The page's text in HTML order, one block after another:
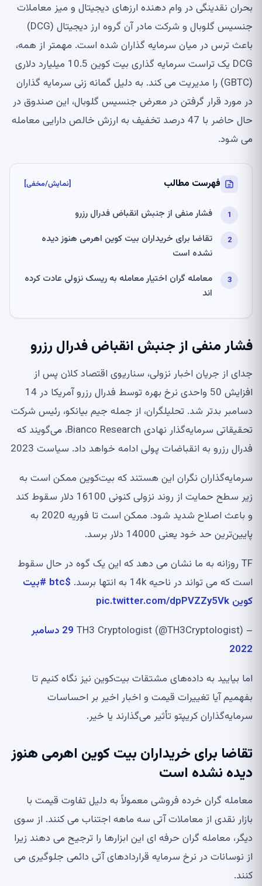
بحران نقدینگی در وام دهنده ارزهای دیجیتال و میز معاملات
جنسیس گلوبال و شرکت مادر آن گروه ارز دیجیتال (DCG)
باعث ترس در میان سرمایه گذاران شده است. مهمتر از همه،
DCG یک تراست سرمایه گذاری بیت کوین 10.5 میلیارد دلاری
(GBTC) را مدیریت می کند. به دلیل گمانه زنی سرمایه گذاران
در مورد قرار گرفتن در معرض جنسیس گلوبال، این صندوق در
حال حاضر با 47 درصد تخفیف به ارزش خالص دارایی معامله
می شود.
فهرست مطالب [نمایش/مخفی]
فشار منفی از جنبش انقباض فدرال رزرو
تقاضا برای خریداران بیت کوین اهرمی هنوز دیده
نشده است
معامله گران اختیار معامله به ریسک نزولی عادت کرده
اند
فشار منفی از جنبش انقباض فدرال رزرو
جدای از جریان اخبار نزولی، سناریوی اقتصاد کلان پس از
افزایش 50 واحدی نرخ بهره توسط فدرال رزرو آمریکا در 14
دسامبر بدتر شد. تحلیلگران، از جمله جیم بیانکو، رئیس شرکت
تحقیقاتی سرمایه‌گذار نهادی Bianco Research، می‌گویند که
فدرال رزرو به انقباضات پولی ادامه خواهد داد. سیاست 2023
سرمایه‌گذاران نگران این هستند که بیت‌کوین ممکن است به
زیر سطح حمایت از روند نزولی کنونی 16100 دلار سقوط کند
و باعث اصلاح شدید شود. ممکن است تا فوریه 2020 به
پایین‌ترین حد خود یعنی 14000 دلار برسد.
TF روزانه به ما نشان می دهد که این یک گوه در حال سقوط
است که می تواند در ناحیه 14k به انتها برسد.
$btc
#بیت
کوین pic.twitter.com/dpPVZZy5Vk
– TH3 Cryptologist (@TH3Cryptologist)
29 دسامبر
2022
اما بیایید به داده‌های مشتقات بیت‌کوین نیز نگاه کنیم تا
بفهمیم آیا تغییرات قیمت و اخبار اخیر بر احساسات
سرمایه‌گذاران کریپتو تأثیر می‌گذارند یا خیر.
تقاضا برای خریداران بیت کوین اهرمی هنوز
دیده نشده است
معامله گران خرده فروشی معمولاً به دلیل تفاوت قیمت با
بازار نقدی از معاملات آتی سه ماهه اجتناب می کنند. از سوی
دیگر، معامله گران حرفه ای این ابزارها را ترجیح می دهند زیرا
از نوسانات در نرخ سرمایه قراردادهای آتی دائمی جلوگیری می
کنند.